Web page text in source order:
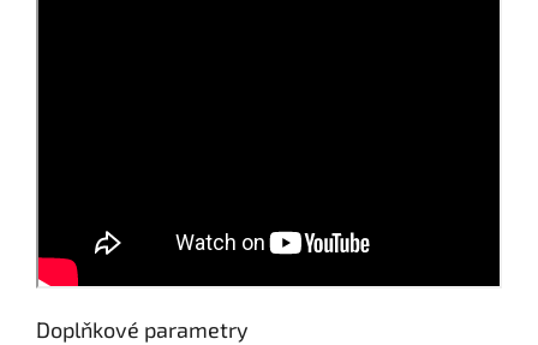
Doplňkové parametry